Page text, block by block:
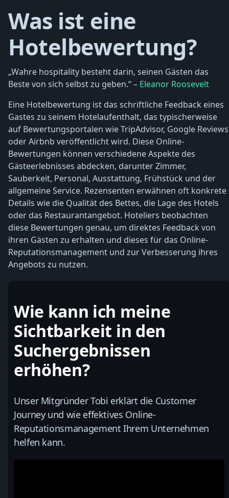
Was ist eine
Hotelbewertung?
„Wahre hospitality besteht darin, seinen Gästen das
Beste von sich selbst zu geben.“ – Eleanor Roosevelt
Eine Hotelbewertung ist das schriftliche Feedback eines
Gastes zu seinem Hotelaufenthalt, das typischerweise
auf Bewertungsportalen wie TripAdvisor, Google Reviews
oder Airbnb veröffentlicht wird. Diese Online-
Bewertungen können verschiedene Aspekte des
Gästeerlebnisses abdecken, darunter Zimmer,
Sauberkeit, Personal, Ausstattung, Frühstück und der
allgemeine Service. Rezensenten erwähnen oft konkrete
Details wie die Qualität des Bettes, die Lage des Hotels
oder das Restaurantangebot. Hoteliers beobachten
diese Bewertungen genau, um direktes Feedback von
ihren Gästen zu erhalten und dieses für das Online-
Reputationsmanagement und zur Verbesserung ihres
Angebots zu nutzen.
Wie kann ich meine
Sichtbarkeit in den
Suchergebnissen
erhöhen?
Unser Mitgründer Tobi erklärt die Customer
Journey und wie effektives Online-
Reputationsmanagement Ihrem Unternehmen
helfen kann.